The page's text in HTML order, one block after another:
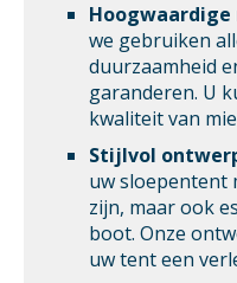
we gebruiken
duurzaamheid
garanderen. U
kwaliteit van
Stijlvol
uw sloepentent
zijn, maar ook
boot. Onze
uw tent een